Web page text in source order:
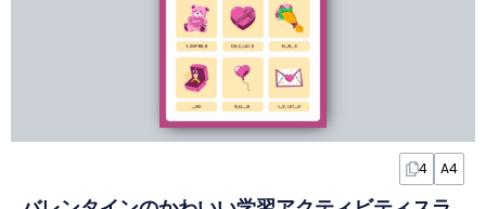
4 A4